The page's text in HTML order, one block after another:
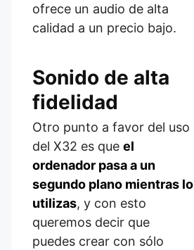
ofrece un audio de alta
calidad a un precio bajo.
Sonido de alta
fidelidad
Otro punto a favor del uso
del X32 es que el
ordenador pasa a un
segundo plano mientras lo
utilizas, y con esto
queremos decir que
puedes crear con sólo